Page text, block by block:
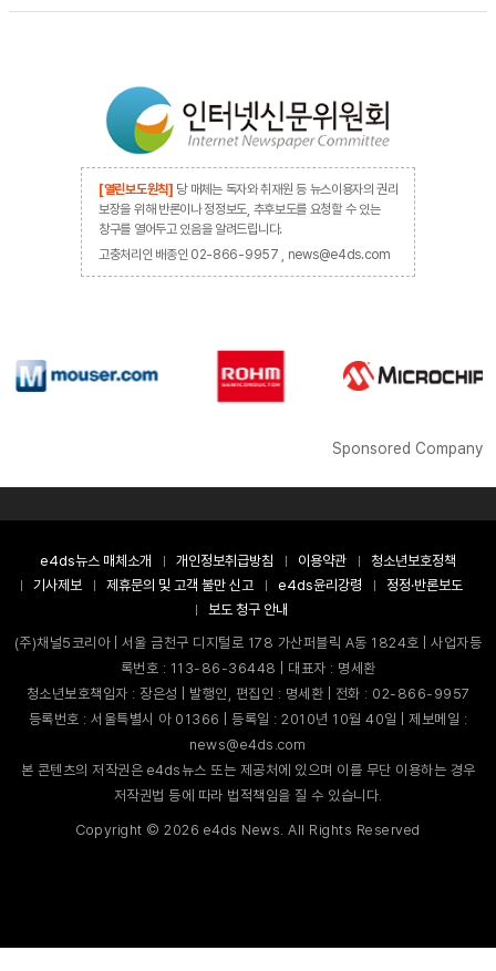
[열린보도원칙] 당 매체는 독자와 취재원 등 뉴스이용자의 권리
보장을 위해 반론이나 정정보도, 추후보도를 요청할 수 있는
창구를 열어두고 있음을 알려드립니다.
고충처리인 배종인 02-866-9957 , news@e4ds.com
Sponsored Company
e4ds뉴스 매체소개 개인정보취급방침 이용약관
청소년보호정책
기사제보
제휴문의 및 고객 불만 신고 e4ds윤리강령
정정·반론보도
보도 청구 안내
(주)채널5코리아 | 서울 금천구 디지털로 178 가산퍼블릭 A동 1824호 | 사업자등
록번호 : 113-86-36448 | 대표자 : 명세환
청소년보호책임자 : 장은성 | 발행인, 편집인 : 명세환 | 전화 : 02-866-9957
등록번호 : 서울특별시 아 01366 | 등록일 : 2010년 10월 40일 | 제보메일 :
news@e4ds.com
본 콘텐츠의 저작권은 e4ds뉴스 또는 제공처에 있으며 이를 무단 이용하는 경우
저작권법 등에 따라 법적책임을 질 수 있습니다.
Copyright ©2026 e4ds News. All Rights Reserved